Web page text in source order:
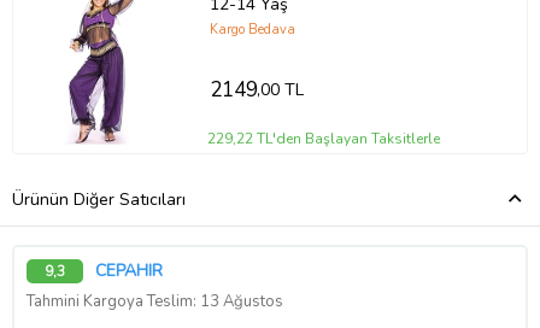
Kargo Bedava
2149,00 TL
229,22 TL'den Başlayan Taksitlerle
Ürünün Diğer Satıcıları
9,3 CEPAHIR
Tahmini Kargoya Teslim: 13 Ağustos